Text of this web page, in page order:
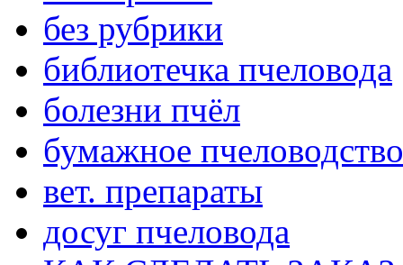
без рубрики
библиотечка пчеловода
болезни пчёл
бумажное пчеловодство
вет. препараты
досуг пчеловода